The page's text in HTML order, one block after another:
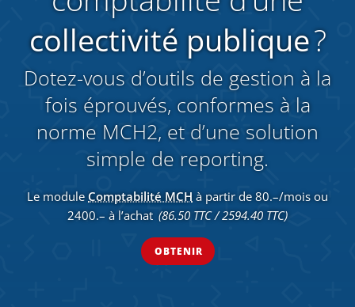
collectivité publique?
Dotez-vous d’outils de gestion à la
fois éprouvés, conformes à la
norme MCH2, et d’une solution
simple de reporting.
Le module Comptabilité MCH à partir de 80.–/mois ou
2400.– à l’achat (86.50 TTC / 2594.40 TTC)
OBTENIR